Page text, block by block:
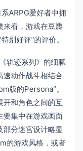
ARPG爱好者中拥
来看，游戏在豆瓣
别好评”的评价。
轨迹系列》的细腻
速动作战斗相结合
版的Persona”。
开和角色之间的互
要集中在游戏画面
分迷宫设计略显
的游戏风格，或者